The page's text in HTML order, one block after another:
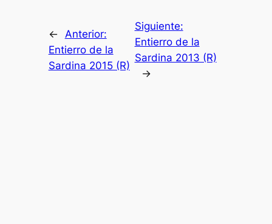
← Anterior:
Entierro de la
Sardina 2015 (R)
Siguiente:
Entierro de la
Sardina 2013 (R)
→